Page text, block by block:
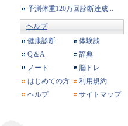
予測体重120万回診断達成...
ヘルプ
健康診断
体験談
Q＆A
辞典
ノート
脳トレ
はじめての方
利用規約
ヘルプ
サイトマップ